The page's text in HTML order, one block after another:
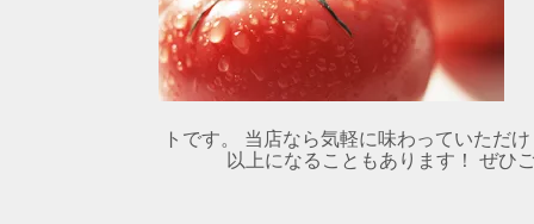
トです。 当店なら気軽に味わっていただ
以上になることもあります！ ぜひ